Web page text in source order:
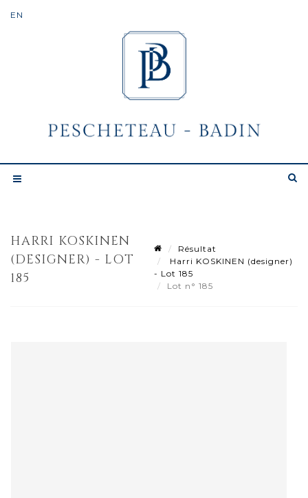
HARRI KOSKINEN
(DESIGNER) - LOT
185
Résultat
Harri KOSKINEN (designer)
- Lot 185
Lot n° 185